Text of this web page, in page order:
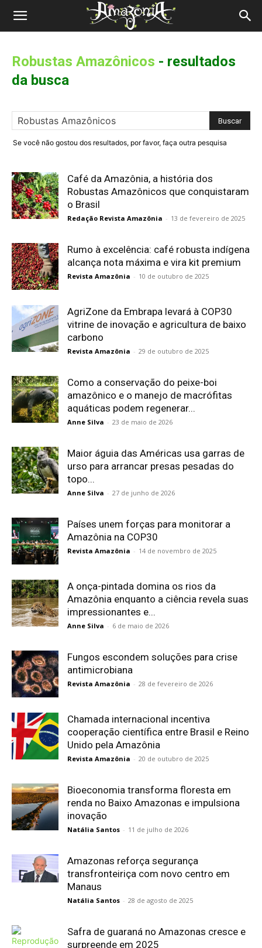
Revista
Robustas Amazônicos - resultados
da busca
Se você não gostou dos resultados, por favor, faça outra pesquisa
Café da Amazônia, a história dos
Robustas Amazônicos que conquistaram
o Brasil
Redação Revista Amazônia - 13 de fevereiro de 2025
Rumo à excelência: café robusta indígena
alcança nota máxima e vira kit premium
Revista Amazônia - 10 de outubro de 2025
AgriZone da Embrapa levará à COP30
vitrine de inovação e agricultura de baixo
carbono
Revista Amazônia - 29 de outubro de 2025
Como a conservação do peixe-boi
amazônico e o manejo de macrófitas
aquáticas podem regenerar...
Anne Silva - 23 de maio de 2026
Maior águia das Américas usa garras de
urso para arrancar presas pesadas do
topo...
Anne Silva - 27 de junho de 2026
Países unem forças para monitorar a
Amazônia na COP30
Revista Amazônia - 14 de novembro de 2025
A onça-pintada domina os rios da
Amazônia enquanto a ciência revela suas
impressionantes e...
Anne Silva - 6 de maio de 2026
Fungos escondem soluções para crise
antimicrobiana
Revista Amazônia - 28 de fevereiro de 2026
Chamada internacional incentiva
cooperação científica entre Brasil e Reino
Unido pela Amazônia
Revista Amazônia - 20 de outubro de 2025
Bioeconomia transforma floresta em
renda no Baixo Amazonas e impulsiona
inovação
Natália Santos - 11 de julho de 2026
Amazonas reforça segurança
transfronteiriça com novo centro em
Manaus
Natália Santos - 28 de agosto de 2025
Safra de guaraná no Amazonas cresce e
surpreende em 2025